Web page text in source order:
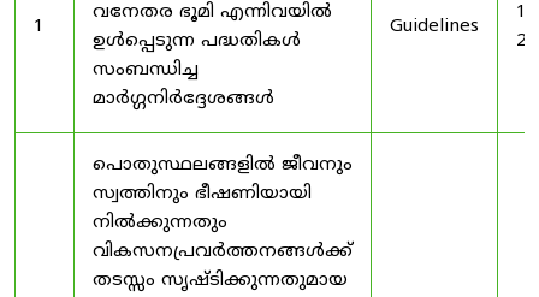
1
വനേതര ഭൂമി എന്നിവയിൽ
ഉൾപ്പെടുന്ന പദ്ധതികൾ
സംബന്ധിച്ച
മാർഗ്ഗനിർദ്ദേശങ്ങൾ
Guidelines
പൊതുസ്ഥലങ്ങളിൽ ജീവനും
സ്വത്തിനും ഭീഷണിയായി
നിൽക്കുന്നതും
വികസനപ്രവർത്തനങ്ങൾക്ക്
തടസ്സം സൃഷ്ടിക്കുന്നതുമായ